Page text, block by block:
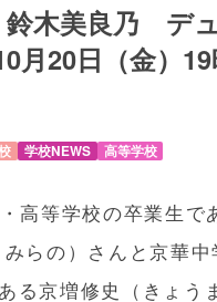
木美良乃 デ
月20日（金）
学校NEWS 高等学校
高等学校の卒業生で
らの）さんと京華中
る京増修史（きょう